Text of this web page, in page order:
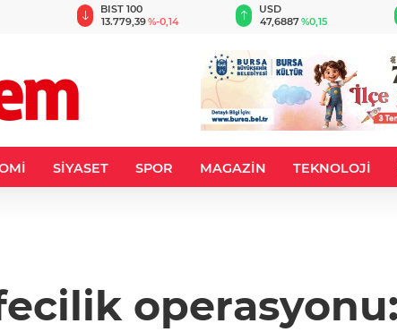
BIST 100
13.779,39%-0,14
USD
47,6887%0,15
SİYASET SPOR MAGAZİN TEKNOLOJİ
operasyonu: